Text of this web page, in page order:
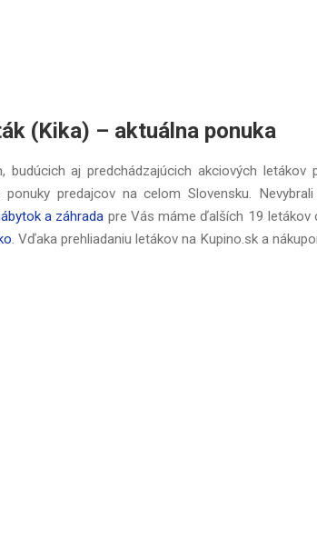
(Kika) –⁠ aktuálna ponuka
budúcich aj predchádzajúcich akciových
ponuky predajcov na celom Slovensku.
a záhrada pre Vás máme ďalších 19 letákov
. Vďaka prehliadaniu letákov na Kupino.sk a